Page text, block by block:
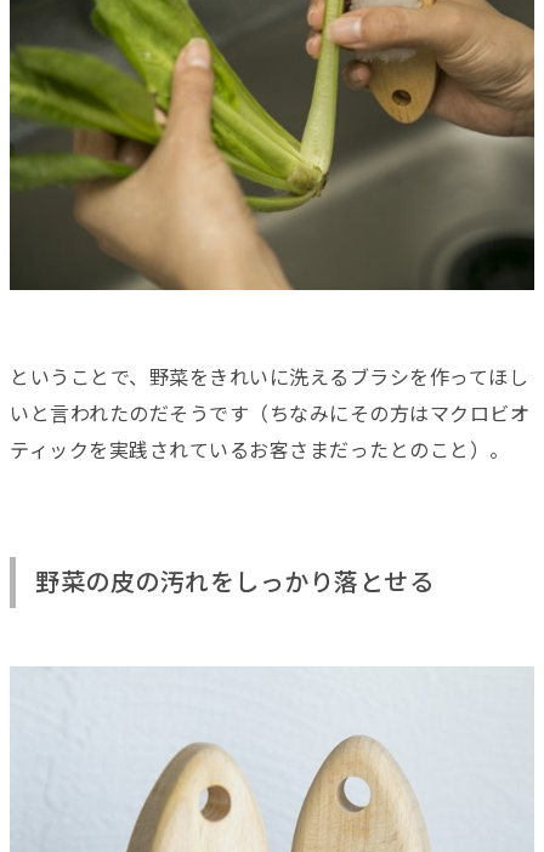
ということで、野菜をきれいに洗えるブラシを作ってほし
いと言われたのだそうです（ちなみにその方はマクロビオ
ティックを実践されているお客さまだったとのこと）。
野菜の皮の汚れをしっかり落とせる